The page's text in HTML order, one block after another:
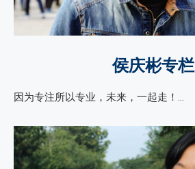
侯庆彬专栏
因为专注所以专业，未来，一起走！…